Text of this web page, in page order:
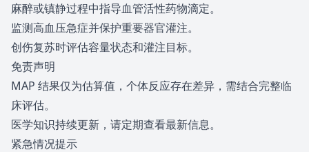
麻醉或镇静过程中指导血管活性药物滴定。
监测高血压急症并保护重要器官灌注。
创伤复苏时评估容量状态和灌注目标。
免责声明
MAP 结果仅为估算值，个体反应存在差异，需结合完整临
床评估。
医学知识持续更新，请定期查看最新信息。
紧急情况提示